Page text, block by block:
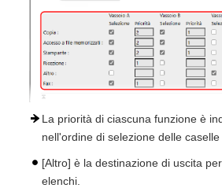
La priorità di ciascuna funzione è
nell'ordine di selezione delle caselle
[Altro] è la destinazione di uscita
elenchi.